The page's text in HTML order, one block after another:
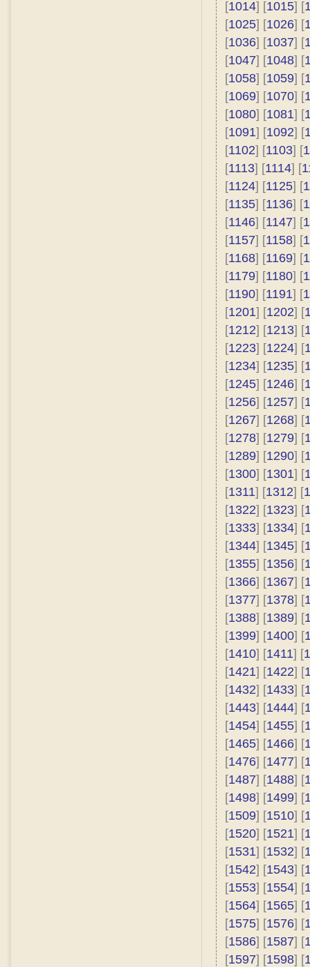
[1014] [1015] [
[1025] [1026] [
[1036] [1037] [
[1047] [1048] [
[1058] [1059] [
[1069] [1070] [
[1080] [1081] [
[1091] [1092] [
[1102] [1103] [
[1113] [1114] [
[1124] [1125] [
[1135] [1136] [
[1146] [1147] [
[1157] [1158] [
[1168] [1169] [
[1179] [1180] [
[1190] [1191] [
[1201] [1202] [
[1212] [1213] [
[1223] [1224] [
[1234] [1235] [
[1245] [1246] [
[1256] [1257] [
[1267] [1268] [
[1278] [1279] [
[1289] [1290] [
[1300] [1301] [
[1311] [1312] [
[1322] [1323] [
[1333] [1334] [
[1344] [1345] [
[1355] [1356] [
[1366] [1367] [
[1377] [1378] [
[1388] [1389] [
[1399] [1400] [
[1410] [1411] [
[1421] [1422] [
[1432] [1433] [
[1443] [1444] [
[1454] [1455] [
[1465] [1466] [
[1476] [1477] [
[1487] [1488] [
[1498] [1499] [
[1509] [1510] [
[1520] [1521] [
[1531] [1532] [
[1542] [1543] [
[1553] [1554] [
[1564] [1565] [
[1575] [1576] [
[1586] [1587] [
[1597] [1598] [